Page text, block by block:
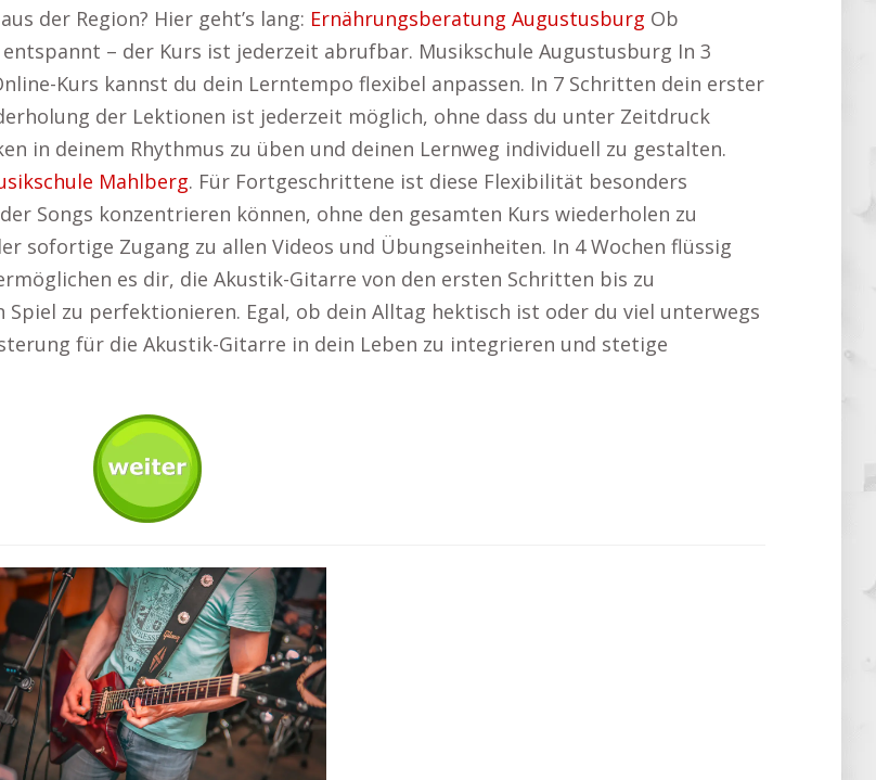
der Region? Hier geht’s lang: Ernährungsberatung Augustusburg Ob
– der Kurs ist jederzeit abrufbar. Musikschule Augustusburg In 3
Kurs kannst du dein Lerntempo flexibel anpassen. In 7 Schritten dein erster
der Lektionen ist jederzeit möglich, ohne dass du unter Zeitdruck
in deinem Rhythmus zu üben und deinen Lernweg individuell zu gestalten.
Mahlberg. Für Fortgeschrittene ist diese Flexibilität besonders
Songs konzentrieren können, ohne den gesamten Kurs wiederholen zu
sofortige Zugang zu allen Videos und Übungseinheiten. In 4 Wochen flüssig
es dir, die Akustik-Gitarre von den ersten Schritten bis zu
zu perfektionieren. Egal, ob dein Alltag hektisch ist oder du viel unterwegs
für die Akustik-Gitarre in dein Leben zu integrieren und stetige